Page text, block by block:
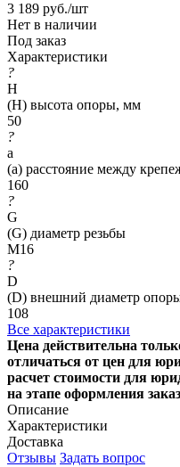
3 189 руб./шт
Нет в наличии
Под заказ
Характеристики
?
H
(H) высота опоры, мм
50
?
a
(a) расстояние между
160
?
G
(G) диаметр резьбы
M16
?
D
(D) внешний диаметр
108
Все характеристики
Цена действительна
отличаться от цен для
расчет стоимости для
на этапе оформления
Описание
Характеристики
Доставка
Отзывы Задать вопрос